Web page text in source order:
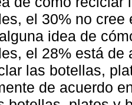
el 30% no
idea de
el 28% está de
las botellas,
de acuerdo